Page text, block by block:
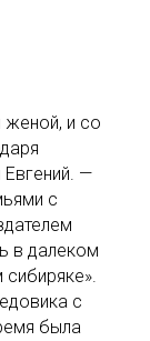
женой, и со
Евгений. —
с
в далеком
с
была